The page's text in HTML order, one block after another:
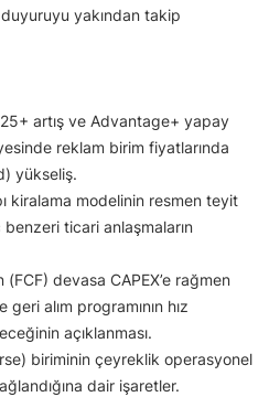
yakından takip
artış ve Advantage+ yapay
reklam birim fiyatlarında
yükseliş.
kiralama modelinin resmen teyit
ticari anlaşmaların
(FCF) devasa CAPEX’e rağmen
alım programının hız
açıklanması.
biriminin çeyreklik operasyonel
dair işaretler.